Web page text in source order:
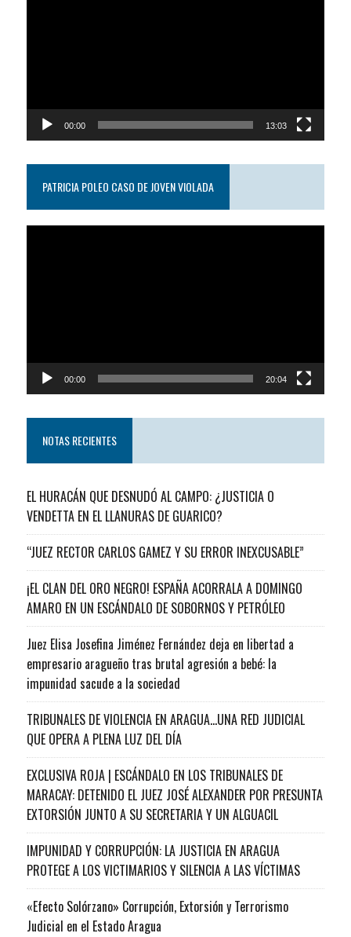
00:00 13:03
PATRICIA POLEO CASO DE JOVEN VIOLADA
00:00 20:04
NOTAS RECIENTES
EL HURACÁN QUE DESNUDÓ AL CAMPO: ¿JUSTICIA O
VENDETTA EN EL LLANURAS DE GUARICO?
“JUEZ RECTOR CARLOS GAMEZ Y SU ERROR INEXCUSABLE”
¡EL CLAN DEL ORO NEGRO! ESPAÑA ACORRALA A DOMINGO
AMARO EN UN ESCÁNDALO DE SOBORNOS Y PETRÓLEO
Juez Elisa Josefina Jiménez Fernández deja en libertad a
empresario aragueño tras brutal agresión a bebé: la
impunidad sacude a la sociedad
TRIBUNALES DE VIOLENCIA EN ARAGUA…UNA RED JUDICIAL
QUE OPERA A PLENA LUZ DEL DÍA
EXCLUSIVA ROJA | ESCÁNDALO EN LOS TRIBUNALES DE
MARACAY: DETENIDO EL JUEZ JOSÉ ALEXANDER POR PRESUNTA
EXTORSIÓN JUNTO A SU SECRETARIA Y UN ALGUACIL
IMPUNIDAD Y CORRUPCIÓN: LA JUSTICIA EN ARAGUA
PROTEGE A LOS VICTIMARIOS Y SILENCIA A LAS VÍCTIMAS
«Efecto Solórzano» Corrupción, Extorsión y Terrorismo
Judicial en el Estado Aragua